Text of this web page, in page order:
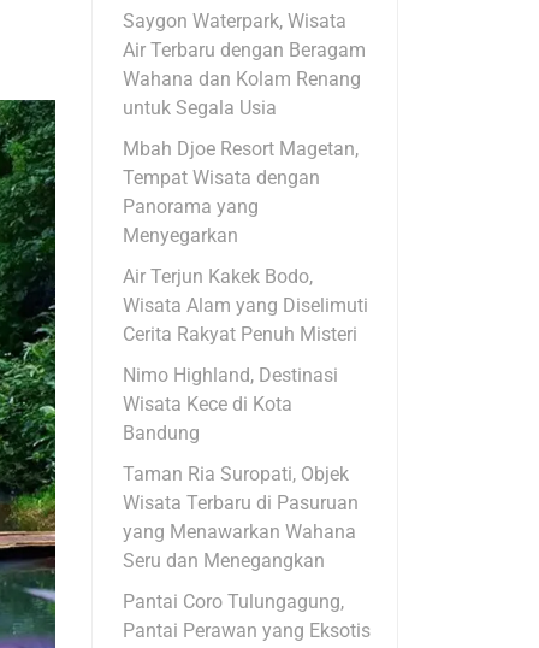
Saygon Waterpark, Wisata
Air Terbaru dengan Beragam
Wahana dan Kolam Renang
untuk Segala Usia
Mbah Djoe Resort Magetan,
Tempat Wisata dengan
Panorama yang
Menyegarkan
Air Terjun Kakek Bodo,
Wisata Alam yang Diselimuti
Cerita Rakyat Penuh Misteri
Nimo Highland, Destinasi
Wisata Kece di Kota
Bandung
Taman Ria Suropati, Objek
Wisata Terbaru di Pasuruan
yang Menawarkan Wahana
Seru dan Menegangkan
Pantai Coro Tulungagung,
Pantai Perawan yang Eksotis